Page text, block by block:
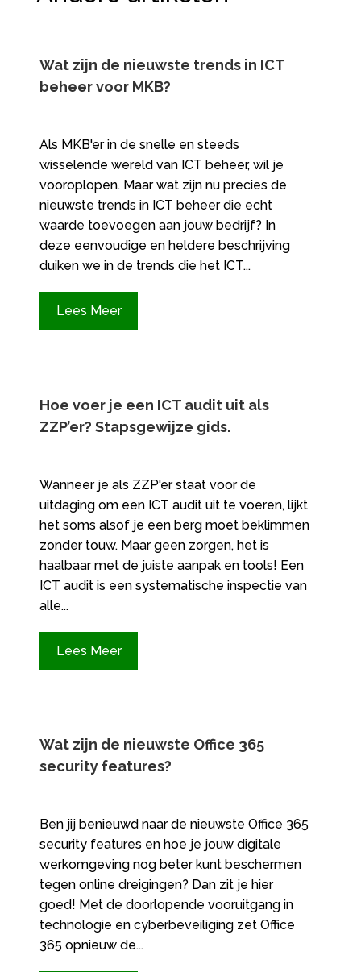
Wat zijn de nieuwste trends in ICT
beheer voor MKB?
Als MKB'er in de snelle en steeds
wisselende wereld van ICT beheer, wil je
vooroplopen. Maar wat zijn nu precies de
nieuwste trends in ICT beheer die echt
waarde toevoegen aan jouw bedrijf? In
deze eenvoudige en heldere beschrijving
duiken we in de trends die het ICT...
Lees Meer
Hoe voer je een ICT audit uit als
ZZP’er? Stapsgewijze gids.​
Wanneer je als ZZP'er staat voor de
uitdaging om een ICT audit uit te voeren, lijkt
het soms alsof je een berg moet beklimmen
zonder touw. Maar geen zorgen, het is
haalbaar met de juiste aanpak en tools! Een
ICT audit is een systematische inspectie van
alle...
Lees Meer
Wat zijn de nieuwste Office 365
security features?
Ben jij benieuwd naar de nieuwste Office 365
security features en hoe je jouw digitale
werkomgeving nog beter kunt beschermen
tegen online dreigingen? Dan zit je hier
goed! Met de doorlopende vooruitgang in
technologie en cyberbeveiliging zet Office
365 opnieuw de...